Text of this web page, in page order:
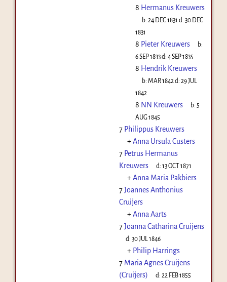
8 Hermanus Kreuwers
b:24 DEC 1831 d:30 DEC
1831
8 Pieter Kreuwers
b:
6 SEP 1833d: 4 SEP 1835
8 Hendrik Kreuwers
b: MAR 1842 d:29 JUL
1842
8 NN Kreuwers b: 5
AUG 1845
7 Philippus Kreuwers
+Anna Ursula Custers
7 Petrus Hermanus
Kreuwers
d:13 OCT 1871
+Anna Maria Pakbiers
7Joannes Anthonius
Cruijers
+Anna Aarts
7Joanna Catharina Cruijens
d:30 JUL 1846
+ Philip Harrings
7 Maria Agnes Cruijens
(Cruijers)
d:22 FEB 1855